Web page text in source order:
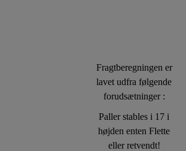
Fragtberegningen er
lavet udfra følgende
forudsætninger :
Paller stables i 17 i
højden enten Flette
eller retvendt!